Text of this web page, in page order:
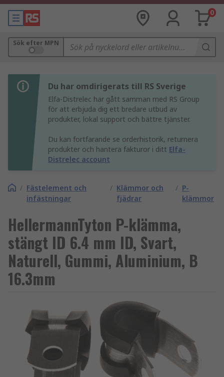
0
Sök efter MPN
Du har omdirigerats till RS Sverige
Elfa-Distrelec har gått samman med RS Group
för att erbjuda dig ett bredare utbud av
produkter, lokal support och bättre tjänster.
Du kan fortfarande se orderhistorik, returnera
produkter och hantera fakturor i ditt Elfa-
Distrelec account
/ Fästelement och
infästningar
/ Klämmor och
fjädrar
/ P-
klämmor
HellermannTyton P-klämma,
stängt ID 6.4 mm ID, Svart,
Naturell, Gummi, Aluminium, B
16.3mm